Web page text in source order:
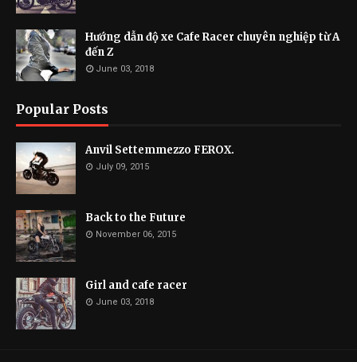
Hướng dẫn độ xe Cafe Racer chuyên nghiệp từ A
đến Z
June 03, 2018
Popular Posts
Anvil Settemmezzo FEROX.
July 09, 2015
Back to the Future
November 06, 2015
Girl and cafe racer
June 03, 2018